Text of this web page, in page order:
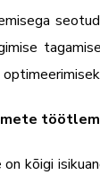
on kõigi